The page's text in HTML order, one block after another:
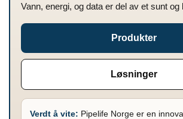
Vann, energi, og data er del av et sunt og
Produkter
Løsninger
Verdt å vite: Pipelife Norge er en